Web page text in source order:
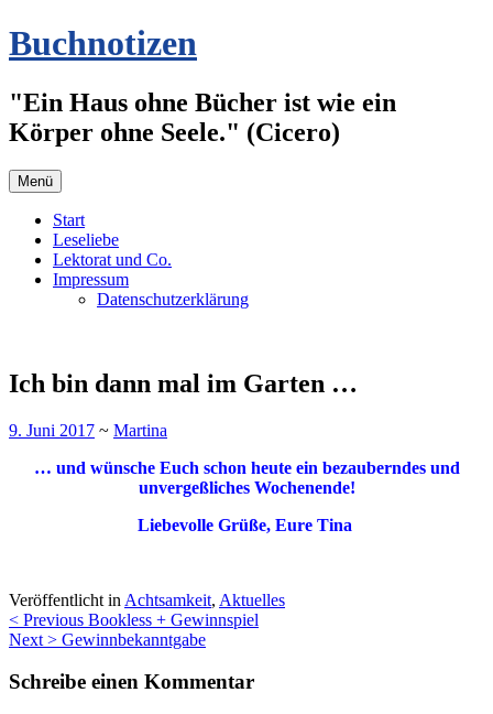
Zum
Inhalt
Buchnotizen
"Ein Haus ohne Bücher ist wie ein
Körper ohne Seele." (Cicero)
Menü
Start
Leseliebe
Lektorat und Co.
Impressum
Datenschutzerklärung
Ich bin dann mal im Garten …
9. Juni 2017 ~ Martina
… und wünsche Euch schon heute ein bezauberndes und
unvergeßliches Wochenende!
Liebevolle Grüße, Eure Tina
Veröffentlicht in Achtsamkeit, Aktuelles
Beitragsnavigation
< Previous Bookless + Gewinnspiel
Next > Gewinnbekanntgabe
Schreibe einen Kommentar